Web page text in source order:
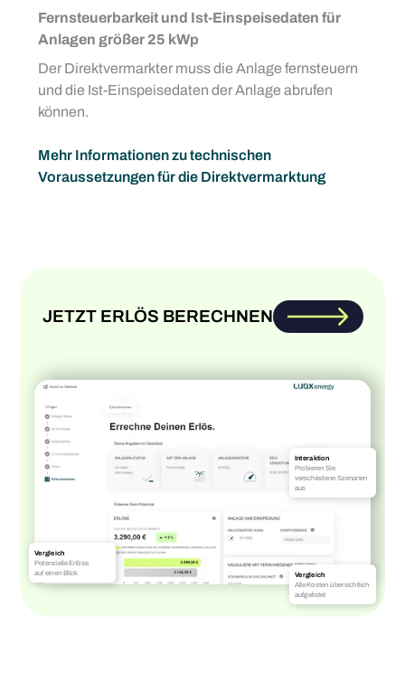
Fernsteuerbarkeit und Ist-Einspeisedaten für
Anlagen größer 25 kWp
Der Direktvermarkter muss die Anlage fernsteuern
und die Ist-Einspeisedaten der Anlage abrufen
können.
Mehr Informationen zu technischen
Voraussetzungen für die Direktvermarktung
JETZT ERLÖS BERECHNEN
Interaktion
Probieren Sie
verschiedene Szenarien
aus
Vergleich
Alle Kosten übersichtlich
aufgelistet
Vergleich
Potenzielle Erlöse
auf einen Blick